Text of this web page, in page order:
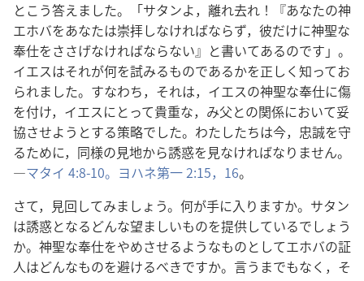
とこう答えました。「サタンよ，離れ去れ！『あなたの神
エホバをあなたは崇拝しなければならず，彼だけに神聖な
奉仕をささげなければならない』と書いてあるのです」。
イエスはそれが何を試みるものであるかを正しく知ってお
られました。すなわち，それは，イエスの神聖な奉仕に傷
を付け，イエスにとって貴重な，み父との関係において妥
協させようとする策略でした。わたしたちは今，忠誠を守
るために，同様の見地から誘惑を見なければなりません。
―マタイ 4:8-10。 ヨハネ第一 2:15，16。
さて，見回してみましょう。何が手に入りますか。サタン
は誘惑となるどんな望ましいものを提供しているでしょう
か。神聖な奉仕をやめさせるようなものとしてエホバの証
人はどんなものを避けるべきですか。言うまでもなく，そ